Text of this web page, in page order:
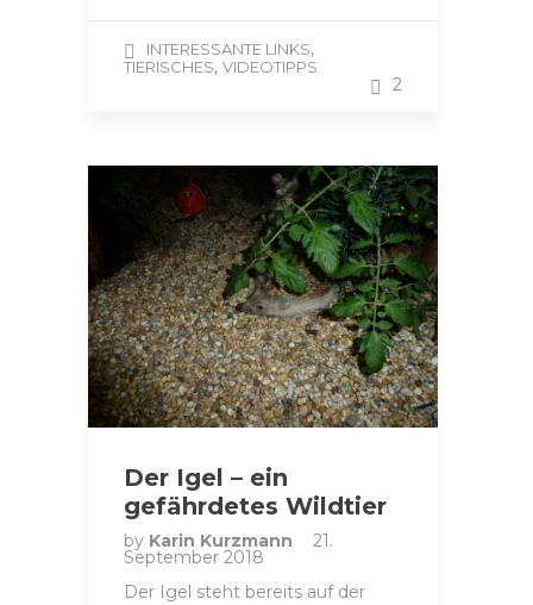
INTERESSANTE LINKS,
TIERISCHES, VIDEOTIPPS
2
Der Igel – ein
gefährdetes Wildtier
by Karin Kurzmann 21.
September 2018
Der Igel steht bereits auf der